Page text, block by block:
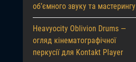
об’ємного звуку та мастерингу
Heavyocity Oblivion Drums —
огляд кінематографічної
перкусії для Kontakt Player